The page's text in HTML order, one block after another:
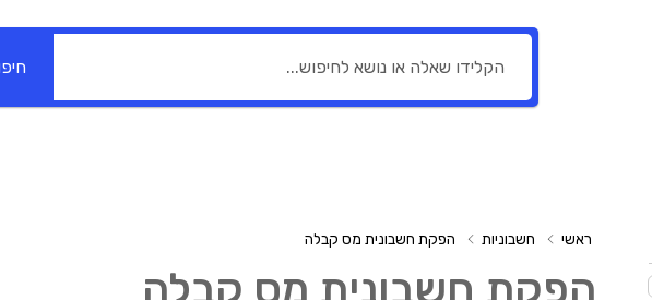
ראשי חשבוניות הפקת חשבונית מס קבלה